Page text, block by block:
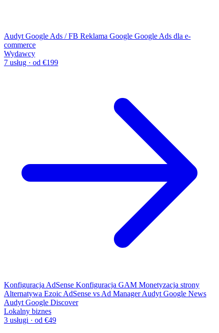
Audyt Google Ads / FB Reklama Google Google Ads dla e-
commerce
Wydawcy
7 usług · od €199
Konfiguracja AdSense Konfiguracja GAM Monetyzacja strony
Alternatywa Ezoic AdSense vs Ad Manager Audyt Google News
Audyt Google Discover
Lokalny biznes
3 usługi · od €49